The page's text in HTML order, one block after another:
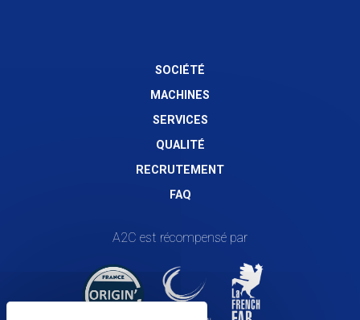
SOCIÉTÉ
MACHINES
SERVICES
QUALITÉ
RECRUTEMENT
FAQ
A2C est récompensé par